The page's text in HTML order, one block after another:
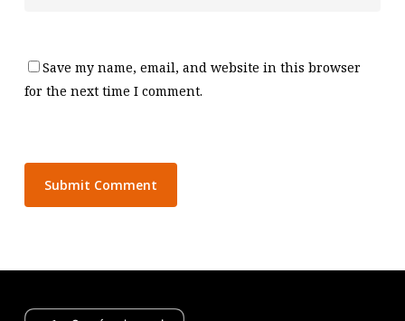
Save my name, email, and website in this browser
for the next time I comment.